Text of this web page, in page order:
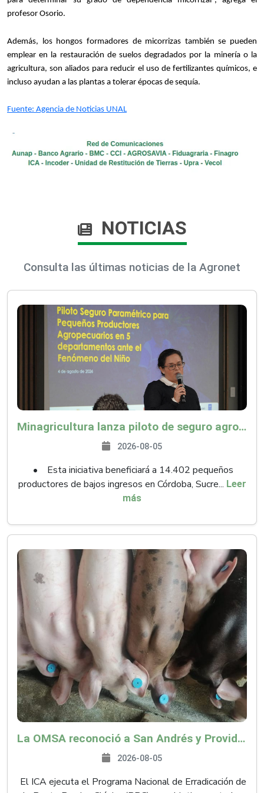
profesor Osorio.
Además, los hongos formadores de micorrizas también se pueden
emplear en la restauración de suelos degradados por la minería o la
agricultura, son aliados para reducir el uso de fertilizantes químicos, e
incluso ayudan a las plantas a tolerar épocas de sequía.
Fuente: Agencia de Noticias UNAL​
NOTICIAS
Consulta las últimas noticias de la Agronet
Minagricultura lanza piloto de seguro agropecuario por $9.625 millones para proteger a más de 14.000 pequeños productores contra riesgos del Fenómeno de El Niño
2026-08-05
• Esta iniciativa beneficiará a 14.402 pequeños
productores de bajos ingresos en Córdoba, Sucre... Leer
más
La OMSA reconoció a San Andrés y Providencia como zona libre de Peste Porcina Clásica (PPC)
2026-08-05
El ICA ejecuta el Programa Nacional de Erradicación de